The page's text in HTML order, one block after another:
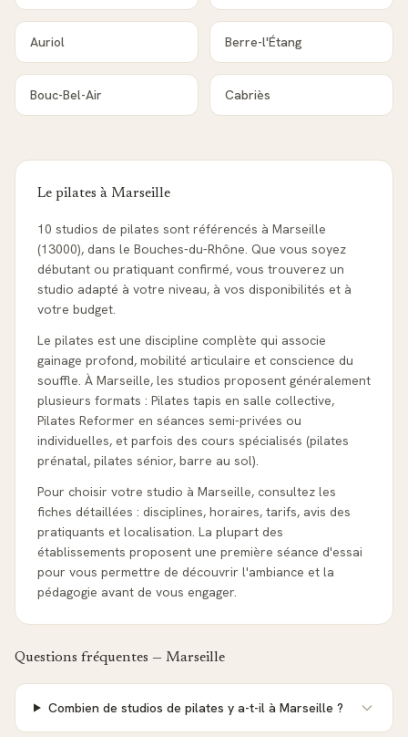
Auriol Berre-l'Étang
Bouc-Bel-Air Cabriès
Le pilates à Marseille
10 studios de pilates sont référencés à Marseille
(13000), dans le Bouches-du-Rhône. Que vous soyez
débutant ou pratiquant confirmé, vous trouverez un
studio adapté à votre niveau, à vos disponibilités et à
votre budget.
Le pilates est une discipline complète qui associe
gainage profond, mobilité articulaire et conscience du
souffle. À Marseille, les studios proposent généralement
plusieurs formats : Pilates tapis en salle collective,
Pilates Reformer en séances semi-privées ou
individuelles, et parfois des cours spécialisés (pilates
prénatal, pilates sénior, barre au sol).
Pour choisir votre studio à Marseille, consultez les
fiches détaillées : disciplines, horaires, tarifs, avis des
pratiquants et localisation. La plupart des
établissements proposent une première séance d'essai
pour vous permettre de découvrir l'ambiance et la
pédagogie avant de vous engager.
Questions fréquentes — Marseille
Combien de studios de pilates y a-t-il à Marseille ?